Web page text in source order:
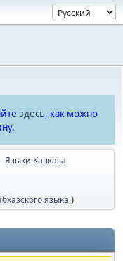
здесь, как можно
Языки Кавказа
языка )